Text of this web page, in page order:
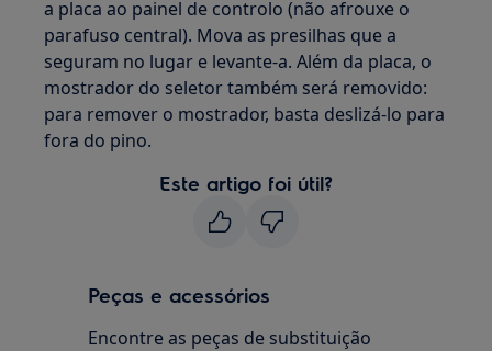
a placa ao painel de controlo (não afrouxe o
parafuso central). Mova as presilhas que a
seguram no lugar e levante-a. Além da placa, o
mostrador do seletor também será removido:
para remover o mostrador, basta deslizá-lo para
fora do pino.
Este artigo foi útil?
Peças e acessórios
Encontre as peças de substituição